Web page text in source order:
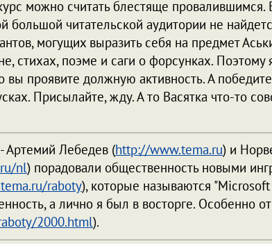
можно считать блестяще
большой читательской аудитории не
могущих выразить себя на предмет
стихах, поэме и саги о форсунках.
вы проявите должную активность. А
Присылайте, жду. А то Васятка что-то
Артемий Лебедев (http://www.tema.ru) и
nl) порадовали общественность новыми
raboty), которые называются
а лично я был в восторге. Особенно
2000.html).